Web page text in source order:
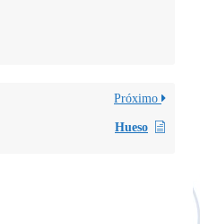
Próximo
Hueso